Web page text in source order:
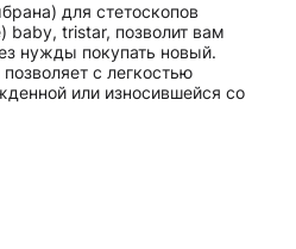
для стетоскопов
baby, tristar, позволит вам
нужды покупать новый.
с легкостью
или износившейся со